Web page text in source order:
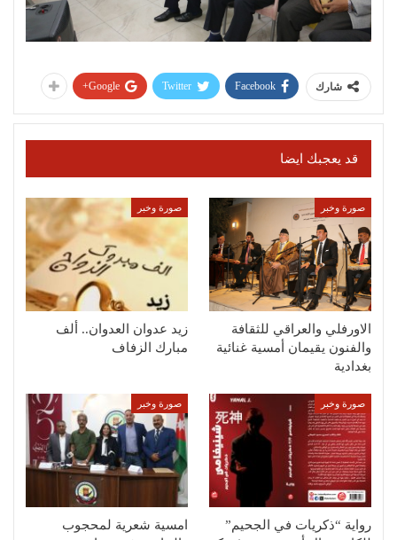
شارك Facebook
Twitter
Google+
قد يعجبك ايضا
صورة وخبر
الاورفلي والعراقي للثقافة
والفنون يقيمان أمسية غنائية
بغدادية
صورة وخبر
زيد عدوان العدوان.. ألف
مبارك الزفاف
صورة وخبر
رواية “ذكريات في الجحيم”
صورة وخبر
امسية شعرية لمحجوب